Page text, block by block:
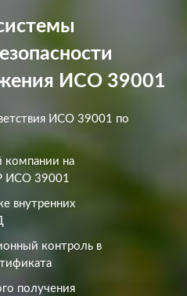
ИСО 39001
ИСО 39001 по
на
ИСО 39001
внутренних
контроль в
получения